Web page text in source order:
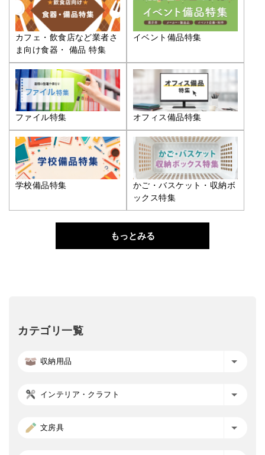
カフェ・飲食店など業者さ
ま向け食器・ 備品 特集
イベント備品特集
ファイル特集 オフィス備品特集
学校備品特集
かご・バスケット・収納ボ
ックス特集
もっとみる
カテゴリ一覧
収納用品
インテリア・クラフト
文房具